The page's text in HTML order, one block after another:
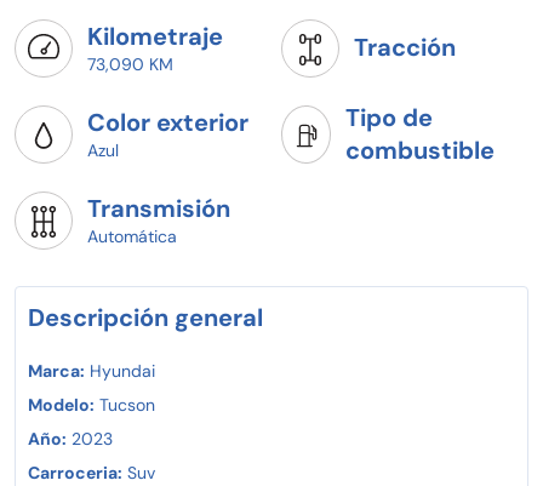
Kilometraje
73,090 KM
Tracción
Color exterior
Azul
Tipo de
combustible
Transmisión
Automática
Descripción general
Marca: Hyundai
Modelo: Tucson
Año: 2023
Carroceria: Suv